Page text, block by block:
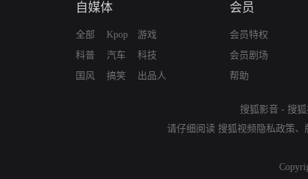
自媒体
全部
科普
国风
Kpop
汽车
搞笑
游戏
科技
出品人
会员
会员特权
会员剧场
帮助
搜狐影音 - 搜
请仔细阅读 搜狐视频隐私政策、